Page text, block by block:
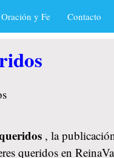
Oración y Fe Contacto
, la
queridos en